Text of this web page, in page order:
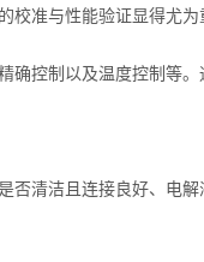
准与性能验证显得尤为
控制以及温度控制等。
清洁且连接良好、电解